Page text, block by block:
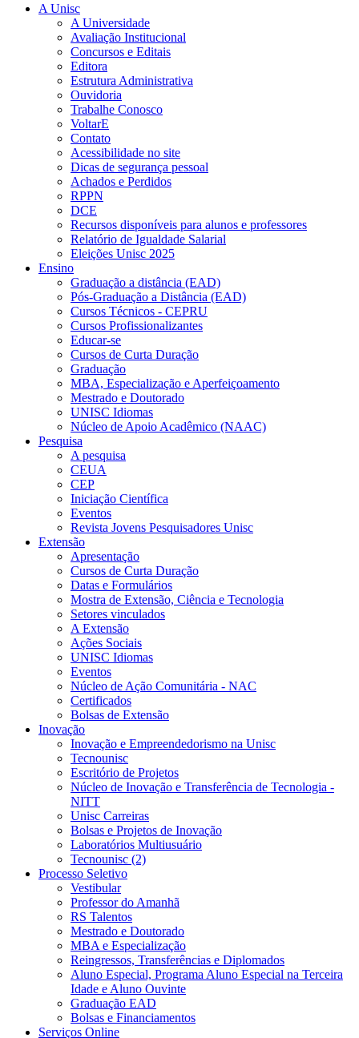
A Unisc
A Universidade
Avaliação Institucional
Concursos e Editais
Editora
Estrutura Administrativa
Ouvidoria
Trabalhe Conosco
VoltarE
Contato
Acessibilidade no site
Dicas de segurança pessoal
Achados e Perdidos
RPPN
DCE
Recursos disponíveis para alunos e professores
Relatório de Igualdade Salarial
Eleições Unisc 2025
Ensino
Graduação a distância (EAD)
Pós-Graduação a Distância (EAD)
Cursos Técnicos - CEPRU
Cursos Profissionalizantes
Educar-se
Cursos de Curta Duração
Graduação
MBA, Especialização e Aperfeiçoamento
Mestrado e Doutorado
UNISC Idiomas
Núcleo de Apoio Acadêmico (NAAC)
Pesquisa
A pesquisa
CEUA
CEP
Iniciação Científica
Eventos
Revista Jovens Pesquisadores Unisc
Extensão
Apresentação
Cursos de Curta Duração
Datas e Formulários
Mostra de Extensão, Ciência e Tecnologia
Setores vinculados
A Extensão
Ações Sociais
UNISC Idiomas
Eventos
Núcleo de Ação Comunitária - NAC
Certificados
Bolsas de Extensão
Inovação
Inovação e Empreendedorismo na Unisc
Tecnounisc
Escritório de Projetos
Núcleo de Inovação e Transferência de Tecnologia -
NITT
Unisc Carreiras
Bolsas e Projetos de Inovação
Laboratórios Multiusuário
Tecnounisc (2)
Processo Seletivo
Vestibular
Professor do Amanhã
RS Talentos
Mestrado e Doutorado
MBA e Especialização
Reingressos, Transferências e Diplomados
Aluno Especial, Programa Aluno Especial na Terceira
Idade e Aluno Ouvinte
Graduação EAD
Bolsas e Financiamentos
Serviços Online